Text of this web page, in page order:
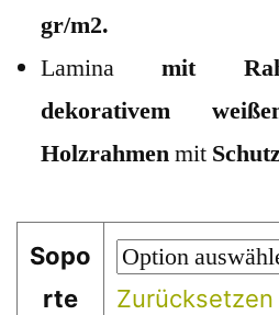
gr/m2.
Laminamit
dekorativem
Holzrahmenmit
Sopo
rte
Zurücksetzen